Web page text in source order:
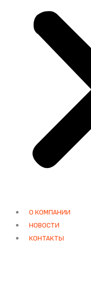
О КОМПАНИИ
НОВОСТИ
КОНТАКТЫ